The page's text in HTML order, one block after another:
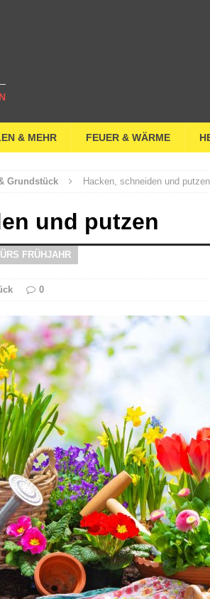
& MEHR FEUER & WÄRME
Grundstück Hacken, schneiden und putzen
und putzen
FRÜHJAHR
0